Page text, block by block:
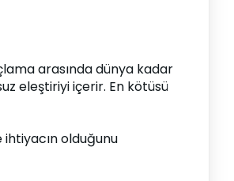
arasında dünya kadar
eleştiriyi içerir. En kötüsü
ihtiyacın olduğunu